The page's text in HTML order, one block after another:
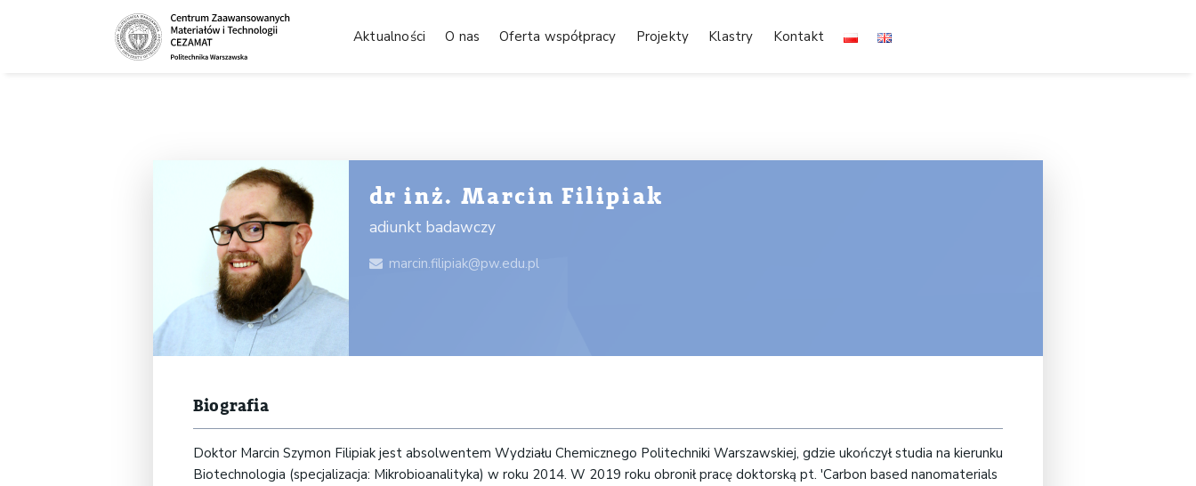
Aktualności O nas Oferta współpracy Projekty Klastry Kontakt
dr inż. Marcin Filipiak
adiunkt badawczy
marcin.filipiak@pw.edu.pl
Biografia
Doktor Marcin Szymon Filipiak jest absolwentem Wydziału Chemicznego Politechniki Warszawskiej, gdzie ukończył studia na kierunku
Biotechnologia (specjalizacja: Mikrobioanalityka) w roku 2014. W 2019 roku obronił pracę doktorską pt. 'Carbon based nanomaterials